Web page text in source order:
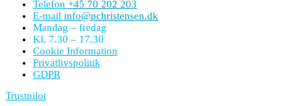
Telefon +45 70 202 203
E-mail info@pchristensen.dk
Mandag – fredag
Kl. 7.30 – 17.30
Cookie Information
Privatlivspolitik
GDPR
Trustpilot